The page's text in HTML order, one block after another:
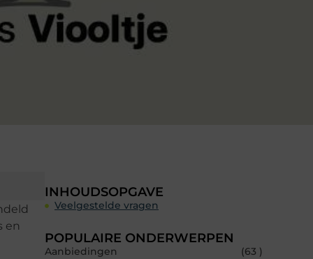
en
INHOUDSOPGAVE
Veelgestelde vragen
POPULAIRE ONDERWERPEN
Aanbiedingen
(63 )